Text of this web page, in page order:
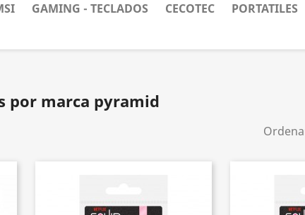
GAMING - TECLADOS CECOTEC PORTATILES
por marca pyramid